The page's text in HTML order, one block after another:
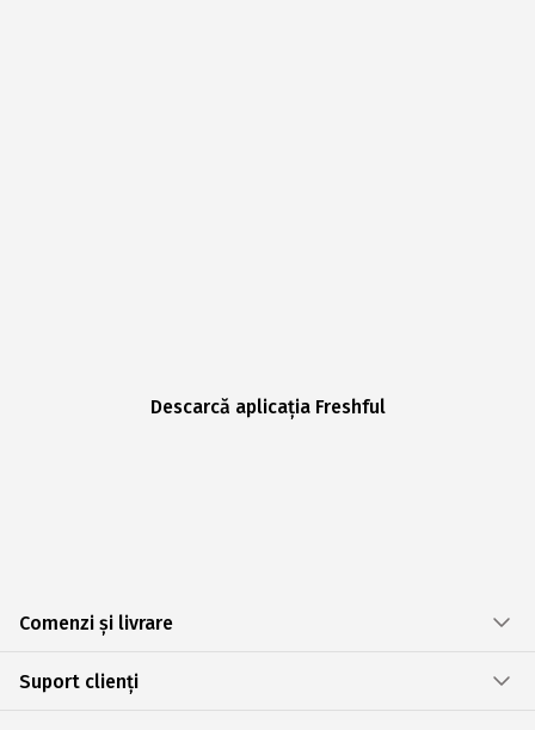
Descarcă aplicația Freshful
Comenzi și livrare
Suport clienți